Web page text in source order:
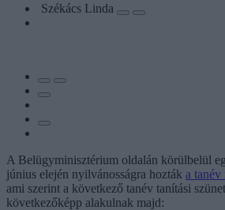
Székács Linda
A Belügyminisztérium oldalán körülbelül
június elején nyilvánosságra hozták a tanév
ami szerint a következő tanév tanítási
következőképp alakulnak majd: